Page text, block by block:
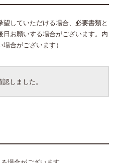
していただける場合、必要書類と
日お願いする場合がございます。内
合がございます）
しました。